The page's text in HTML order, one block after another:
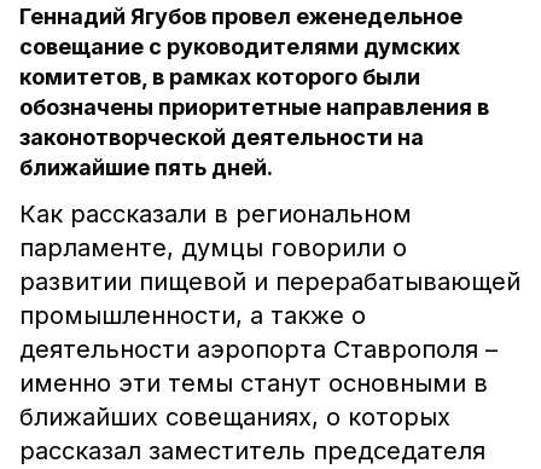
Геннадий Ягубов провел еженедельное
совещание с руководителями думских
комитетов, в рамках которого были
обозначены приоритетные направления в
законотворческой деятельности на
ближайшие пять дней.
Как рассказали в региональном
парламенте, думцы говорили о
развитии пищевой и перерабатывающей
промышленности, а также о
деятельности аэропорта Ставрополя –
именно эти темы станут основными в
ближайших совещаниях, о которых
рассказал заместитель председателя